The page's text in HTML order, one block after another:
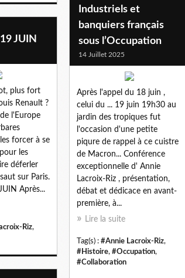
Industriels et
banquiers français
sous l’Occupation
14 Juillet 2025
Après l'appel du 18 juin ,
celui du ... 19 juin 19h30 au
jardin des tropiques fut
l'occasion d'une petite
piqure de rappel à ce cuistre
de Macron... Conférence
exceptionnelle d' Annie
Lacroix-Riz , présentation,
débat et dédicace en avant-
première, à...
Lire la suite
Tag(s) : #Annie Lacroix-Riz,
#Histoire, #Occupation,
#Collaboration
JUIN
plus fort
Renault ?
l'Europe
forcer à se
les
déferler
sur Paris.
Après...
Riz,